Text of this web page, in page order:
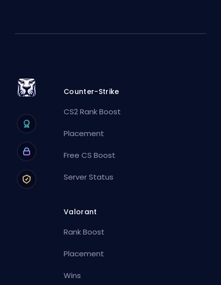
Counter-Strike
CS2 Rank Boost
Placement
Free CS Boost
Server Status
Valorant
Rank Boost
Placement
Wins